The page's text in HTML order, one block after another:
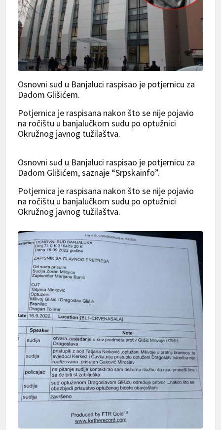
Osnovni sud u Banjaluci raspisao je potjernicu za
Dadom Glišićem.
Potjernica je raspisana nakon što se nije pojavio
na ročištu u banjalučkom sudu po optužnici
Okružnog javnog tužilaštva.
Osnovni sud u Banjaluci raspisao je potjernicu za
Dadom Glišićem, saznaje “Srpskainfo”.
Potjernica je raspisana nakon što se nije pojavio
na ročištu u banjalučkom sudu po optužnici
Okružnog javnog tužilaštva.